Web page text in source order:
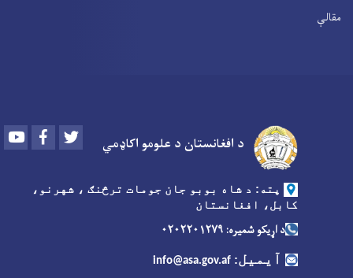
مقالې
د افغانستان د علومو اکاډمي Youtube Facebook
پته: د شاه بوبو جان جومات ترڅنګ ، شهرنو،
کابل، افغانستان
د اړیکو شمیره: ۰۲۰۲۲۰۱۲۷۹
آیمیل:
info@asa.gov.af